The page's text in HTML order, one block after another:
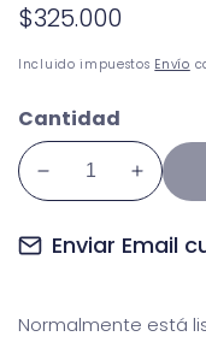
Precio
habitual
$325.000
Incluido impuestos Envío
Cantidad
Reducir
para
3
Aumentar
para
3
Enviar Email
Normalmente está